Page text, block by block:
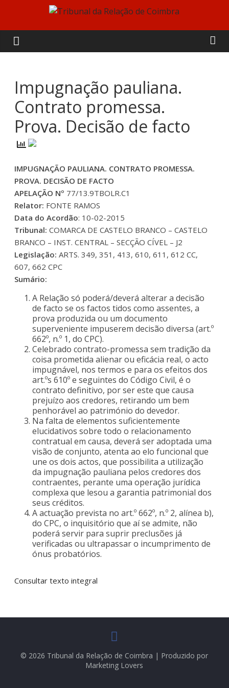
content
Tribunal
da
Relação
de
Coimbra
Impugnação pauliana.
Contrato promessa.
Prova. Decisão de facto
IMPUGNAÇÃO PAULIANA. CONTRATO PROMESSA.
PROVA. DECISÃO DE FACTO
APELAÇÃO Nº 77/13.9TBOLR.C1
Relator: FONTE RAMOS
Data do Acordão: 10-02-2015
Tribunal: COMARCA DE CASTELO BRANCO – CASTELO
BRANCO – INST. CENTRAL – SECÇÃO CÍVEL – J2
Legislação:ARTS. 349, 351, 413, 610, 611, 612 CC,
607, 662 CPC
Sumário:
A Relação só poderá/deverá alterar a decisão
de facto se os factos tidos como assentes, a
prova produzida ou um documento
superveniente impuserem decisão diversa (art.º
662º, n.º 1, do CPC).
Celebrado contrato-promessa sem tradição da
coisa prometida alienar ou eficácia real, o acto
impugnável, nos termos e para os efeitos dos
art.ºs 610º e seguintes do Código Civil, é o
contrato definitivo, por ser este que causa
prejuízo aos credores, retirando um bem
penhorável ao património do devedor.
Na falta de elementos suficientemente
elucidativos sobre todo o relacionamento
contratual em causa, deverá ser adoptada uma
visão de conjunto, atenta ao elo funcional que
une os dois actos, que possibilita a utilização
da impugnação pauliana pelos credores dos
contraentes, perante uma operação jurídica
complexa que lesou a garantia patrimonial dos
seus créditos.
A actuação prevista no art.º 662º, n.º 2, alínea b),
do CPC, o inquisitório que aí se admite, não
poderá servir para suprir preclusões já
verificadas ou ultrapassar o incumprimento de
ónus probatórios.
Consultar texto integral
© 2026 Tribunal da Relação de Coimbra | Produzido por
Marketing Lovers